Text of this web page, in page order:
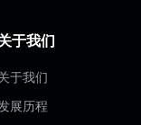
于我们
于我们
展历程